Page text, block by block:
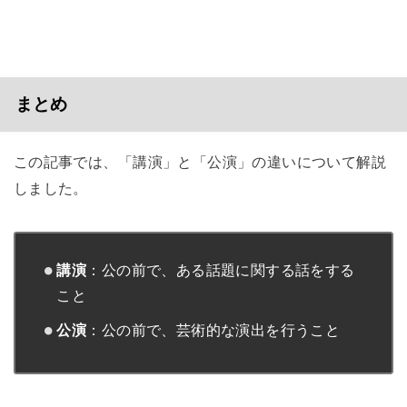
まとめ
この記事では、「講演」と「公演」の違いについて解説
しました。
講演 ：公の前で、ある話題に関する話をする
こと
公演 ：公の前で、芸術的な演出を行うこと